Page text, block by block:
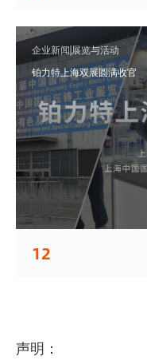
企业新闻|展览与活动
铂力特上海双展圆满收官
12
声明：